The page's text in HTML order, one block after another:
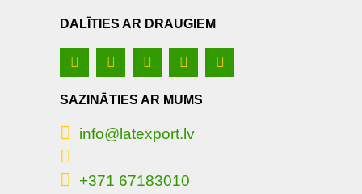
DALĪTIES AR DRAUGIEM
SAZINĀTIES AR MUMS
info@latexport.lv
+371 67183010